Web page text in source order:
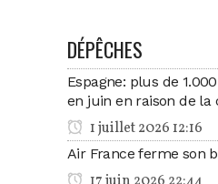
DÉPÊCHES
Espagne: plus de
en juin en raison de la
1 juillet 2026 12:16
Air France ferme son